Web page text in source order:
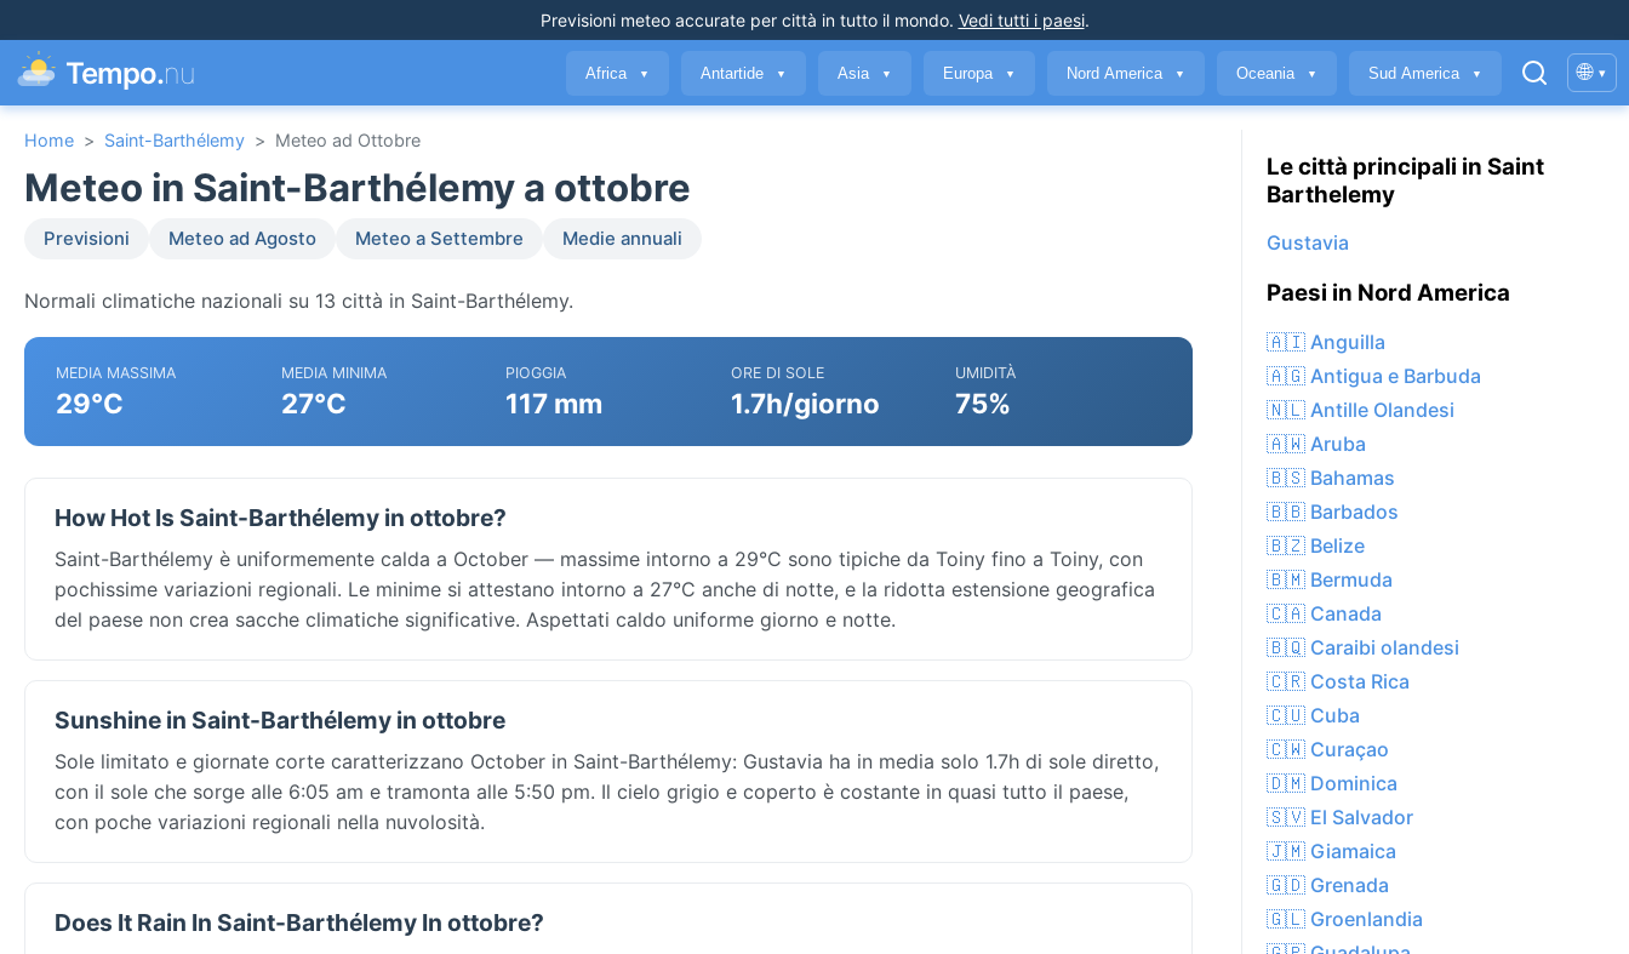
Previsioni meteo accurateper città in tutto il mondo. Vedi tutti i paesi.
Tempo.nu Africa ▼ Antartide ▼ Asia ▼ Europa ▼ Nord America ▼ Oceania ▼ Sud America ▼ 🌐 ▾
Home > Saint-Barthélemy > Meteo ad Ottobre
Meteo in Saint-Barthélemy a ottobre
Previsioni Meteo ad Agosto Meteo a Settembre Medie annuali
Normali climatiche nazionali su 13 città in Saint-Barthélemy.
MEDIA MASSIMA
29°C
MEDIA MINIMA
27°C
PIOGGIA
117 mm
ORE DI SOLE
1.7h/giorno
UMIDITÀ
75%
How Hot Is Saint-Barthélemy in ottobre?
Saint-Barthélemy è uniformemente calda a October — massime intorno a 29°C sono tipiche da Toiny fino a Toiny, con
pochissime variazioni regionali. Le minime si attestano intorno a 27°C anche di notte, e la ridotta estensione geografica
del paese non crea sacche climatiche significative. Aspettati caldo uniforme giorno e notte.
Sunshine in Saint-Barthélemy in ottobre
Sole limitato e giornate corte caratterizzano October in Saint-Barthélemy: Gustavia ha in media solo 1.7h di sole diretto,
con il sole che sorge alle 6:05 am e tramonta alle 5:50 pm. Il cielo grigio e coperto è costante in quasi tutto il paese,
con poche variazioni regionali nella nuvolosità.
Does It Rain In Saint-Barthélemy In ottobre?
Le città principali in Saint
Barthelemy
Gustavia
Paesi in Nord America
🇦🇮 Anguilla
🇦🇬 Antigua e Barbuda
🇳🇱 Antille Olandesi
🇦🇼 Aruba
🇧🇸 Bahamas
🇧🇧 Barbados
🇧🇿 Belize
🇧🇲 Bermuda
🇨🇦 Canada
🇧🇶 Caraibi olandesi
🇨🇷 Costa Rica
🇨🇺 Cuba
🇨🇼 Curaçao
🇩🇲 Dominica
🇸🇻 El Salvador
🇯🇲 Giamaica
🇬🇩 Grenada
🇬🇱 Groenlandia